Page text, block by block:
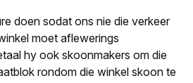
doen sodat ons nie die verkeer
moet aflewerings
hy ook skoonmakers om die
rondom die winkel skoon te